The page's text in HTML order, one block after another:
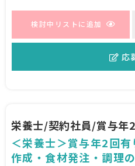
応
検討中リストに追加
栄養士/契約社員/賞与年
＜栄養士＞賞与年2回
作成・食材発注・調理